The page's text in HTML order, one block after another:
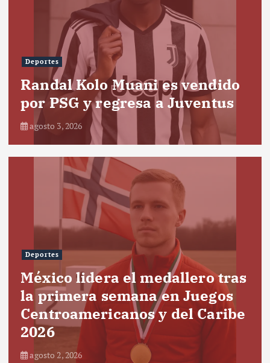
Deportes
Randal Kolo Muani es vendido
por PSG y regresa a Juventus
agosto 3, 2026
Deportes
México lidera el medallero tras
la primera semana en Juegos
Centroamericanos y del Caribe
2026
agosto 2, 2026